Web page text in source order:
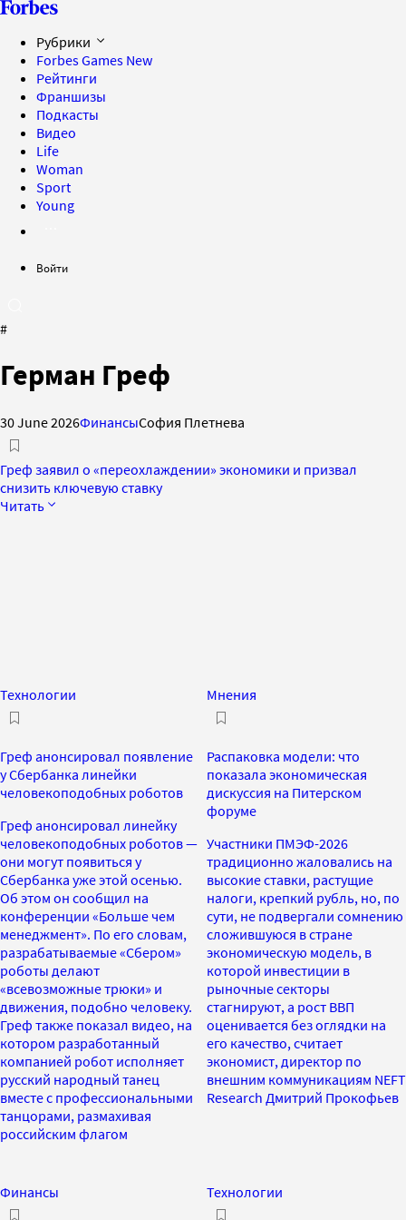
Рубрики
Forbes Games New
Рейтинги
Франшизы
Подкасты
Видео
Life
Woman
Sport
Young
Войти
#
Герман Греф
30 June 2026ФинансыСофия Плетнева
Греф заявил о «переохлаждении» экономики и призвал
снизить ключевую ставку
Читать
Технологии
Греф анонсировал появление
у Сбербанка линейки
человекоподобных роботов
Греф анонсировал линейку
человекоподобных роботов —
они могут появиться у
Сбербанка уже этой осенью.
Об этом он сообщил на
конференции «Больше чем
менеджмент». По его словам,
разрабатываемые «Сбером»
роботы делают
«всевозможные трюки» и
движения, подобно человеку.
Греф также показал видео, на
котором разработанный
компанией робот исполняет
русский народный танец
вместе с профессиональными
танцорами, размахивая
российским флагом
Мнения
Распаковка модели: что
показала экономическая
дискуссия на Питерском
форуме
Участники ПМЭФ-2026
традиционно жаловались на
высокие ставки, растущие
налоги, крепкий рубль, но, по
сути, не подвергали сомнению
сложившуюся в стране
экономическую модель, в
которой инвестиции в
рыночные секторы
стагнируют, а рост ВВП
оценивается без оглядки на
его качество, считает
экономист, директор по
внешним коммуникациям NEFT
Research Дмитрий Прокофьев
Финансы Технологии